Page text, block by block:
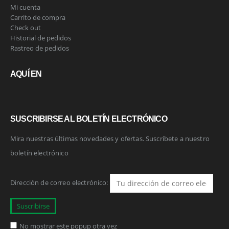
Mi cuenta
Carrito de compra
Check out
Historial de pedidos
Rastreo de pedidos
AQUÍ EN
SUSCRIBIRSE AL BOLETÍN ELECTRÓNICO
Mira nuestras últimas novedades y ofertas. Suscríbete a nuestro
boletín electrónico
Dirección de correo electrónico:
No mostrar este popup otra vez